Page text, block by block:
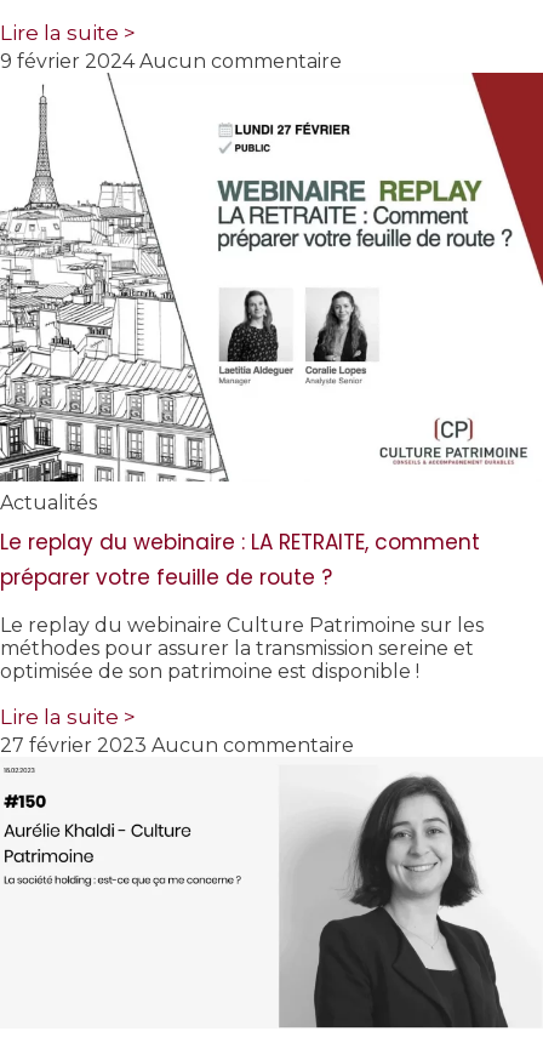
Lire la suite >
9 février 2024Aucun commentaire
Actualités
Le replay du webinaire : LA RETRAITE, comment
préparer votre feuille de route ?
Le replay du webinaire Culture Patrimoine sur les
méthodes pour assurer la transmission sereine et
optimisée de son patrimoine est disponible !
Lire la suite >
27 février 2023 Aucun commentaire